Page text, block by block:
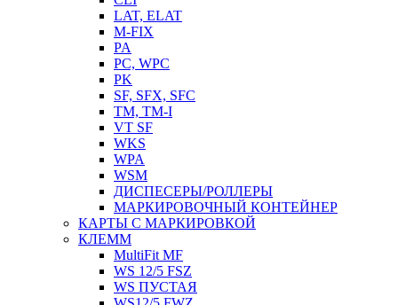
LAT, ELAT
M-FIX
PA
PC, WРС
PK
SF, SFX, SFC
TM, TM-I
VT SF
WKS
WPA
WSM
ДИСПЕСЕРЫ/РОЛЛЕРЫ
МАРКИРОВОЧНЫЙ КОНТЕЙНЕР
КАРТЫ С МАРКИРОВКОЙ
КЛЕММ
MultiFit MF
WS 12/5 FSZ
WS ПУСТАЯ